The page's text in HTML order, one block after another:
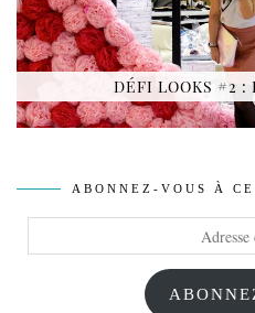
DÉFI LOOKS #2 :
ABONNEZ-VOUS À